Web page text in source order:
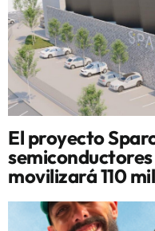
El proyecto
movilizará 110